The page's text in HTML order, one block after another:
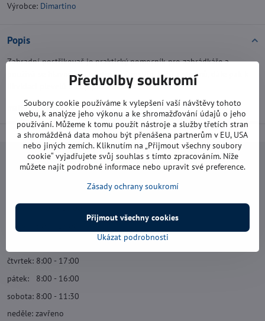
Výrobce: Dimartino
Popis
Zahradní postřikovač je praktický pomocník pro zahrádkáře a
používá se hlavně pro ošetřování rostlin, keřů a stromů, dále pak k
likvidaci plevelů a boji proti nákazám.
materiál: plast
Navštivte nás
pondělí: 8:00 - 16:00
čtvrtek: 8:00 - 17:00
pátek: 8:00 - 16:00
sobota: 8:00 - 11:30
neděle: zavřeno
Předvolby soukromí
Soubory cookie používáme k vylepšení vaší návštěvy tohoto
webu, k analýze jeho výkonu a ke shromažďování údajů o jeho
používání. Můžeme k tomu použít nástroje a služby třetích stran
a shromážděná data mohou být přenášena partnerům v EU, USA
nebo jiných zemích. Kliknutím na „Přijmout všechny soubory
cookie“ vyjadřujete svůj souhlas s tímto zpracováním. Níže
můžete najít podrobné informace nebo upravit své preference.
Zásady ochrany soukromí
Ukázat podrobnosti
Přijmout všechny cookies